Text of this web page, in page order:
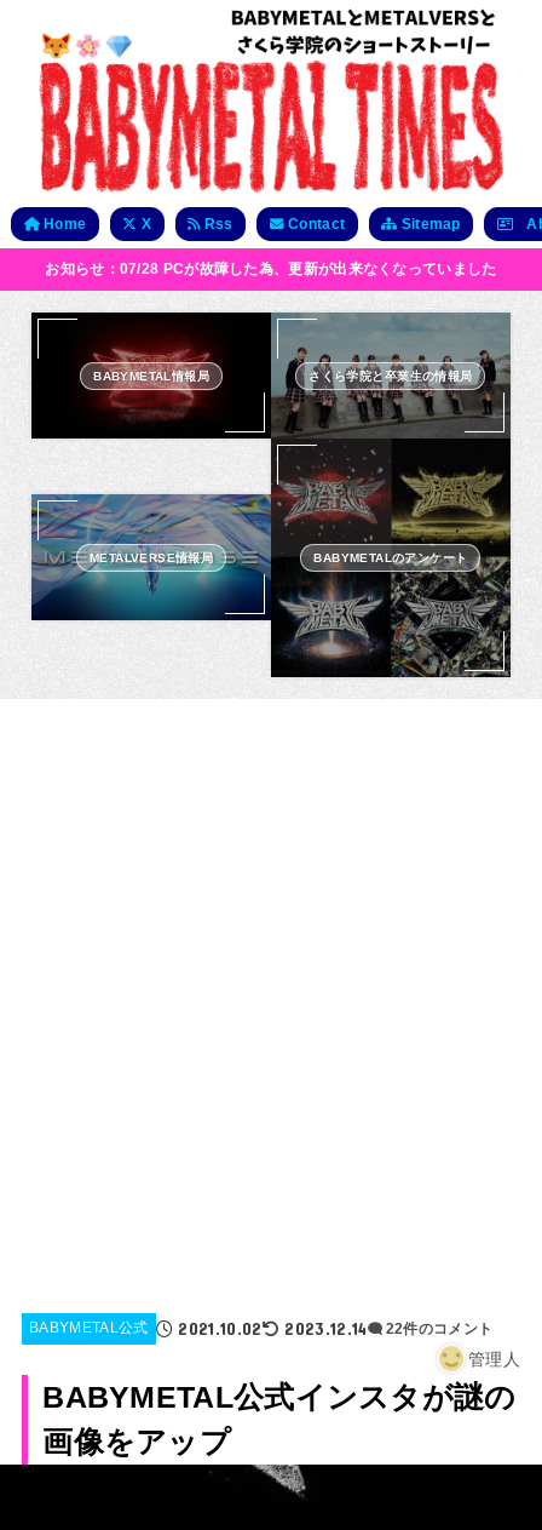
Home X Rss Contact Sitemap
お知らせ：07/28 PCが故障した為、更新が出来なくなっていました
BABYMETAL情報局 さくら学院と卒業生の情報局
METALVERSE情報局 BABYMETALのアンケート
BABYMETAL公式 2021.10.02 2023.12.14 22件のコメント
管理人
BABYMETAL公式インスタが謎の
画像をアップ